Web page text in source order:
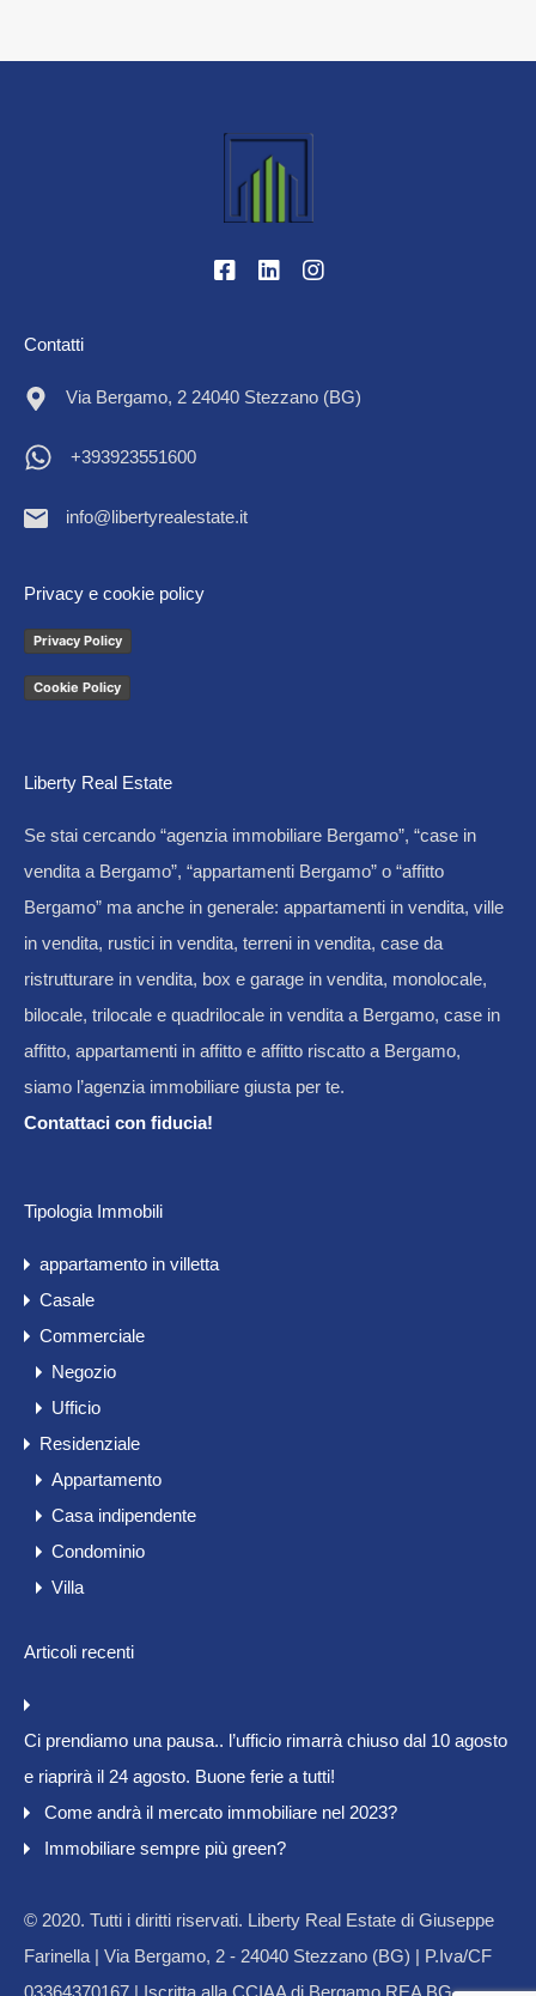
Contatti
Via Bergamo, 2 24040 Stezzano (BG)
+393923551600
info@libertyrealestate.it
Privacy e cookie policy
Privacy Policy
Cookie Policy
Liberty Real Estate
Se stai cercando “agenzia immobiliare Bergamo”, “case in
vendita a Bergamo”, “appartamenti Bergamo” o “affitto
Bergamo” ma anche in generale: appartamenti in vendita, ville
in vendita, rustici in vendita, terreni in vendita, case da
ristrutturare in vendita, box e garage in vendita, monolocale,
bilocale, trilocale e quadrilocale in vendita a Bergamo, case in
affitto, appartamenti in affitto e affitto riscatto a Bergamo,
siamo l’agenzia immobiliare giusta per te.
Contattaci con fiducia!
Tipologia Immobili
appartamento in villetta
Casale
Commerciale
Negozio
Ufficio
Residenziale
Appartamento
Casa indipendente
Condominio
Villa
Articoli recenti
Ci prendiamo una pausa.. l’ufficio rimarrà chiuso dal 10 agosto
e riaprirà il 24 agosto. Buone ferie a tutti!
Come andrà il mercato immobiliare nel 2023?
Immobiliare sempre più green?
© 2020. Tutti i diritti riservati. Liberty Real Estate di Giuseppe
Farinella | Via Bergamo, 2 - 24040 Stezzano (BG) | P.Iva/CF
03364370167 | Iscritta alla CCIAA di Bergamo REA BG-